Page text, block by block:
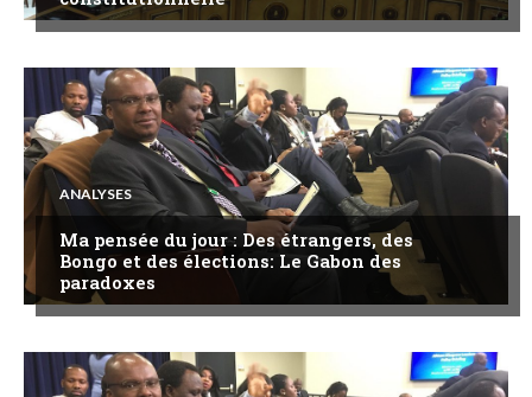
ANALYSES
Ma pensée du jour : Des étrangers, des
Bongo et des élections: Le Gabon des
paradoxes